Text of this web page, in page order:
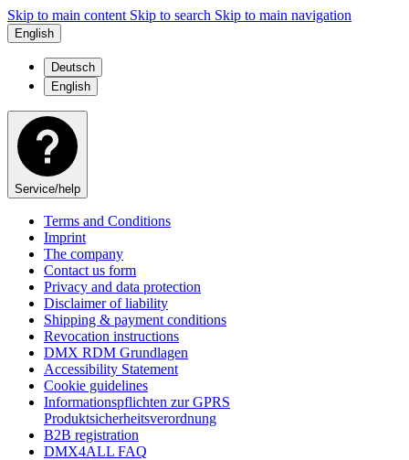
Skip to main content Skip to search Skip to main navigation
English
Deutsch
English
Service/help
Terms and Conditions
Imprint
The company
Contact us form
Privacy and data protection
Disclaimer of liability
Shipping & payment conditions
Revocation instructions
DMX RDM Grundlagen
Accessibility Statement
Cookie guidelines
Informationspflichten zur GPRS
Produktsicherheitsverordnung
B2B registration
DMX4ALL FAQ